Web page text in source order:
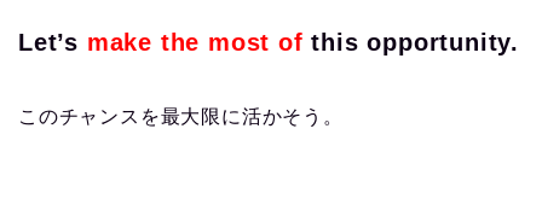
Let’s make the most of this opportunity.
このチャンスを最大限に活かそう。